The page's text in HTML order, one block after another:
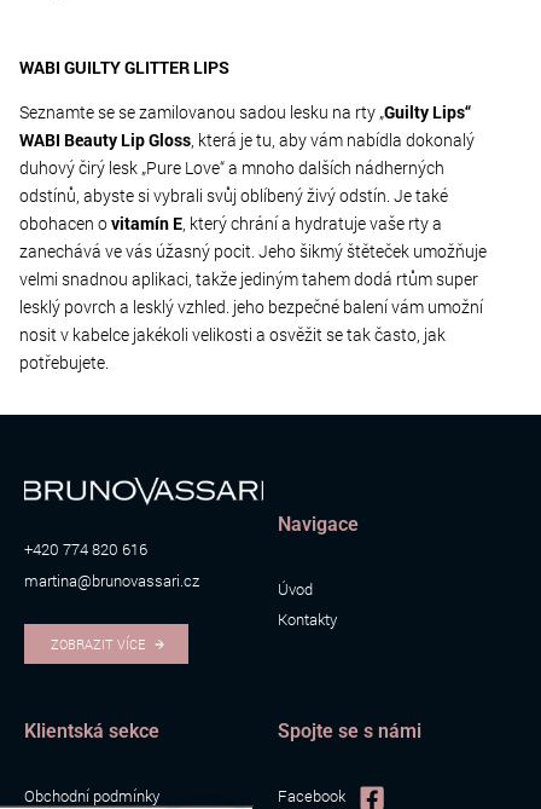
WABI GUILTY GLITTER LIPS
Seznamte se se zamilovanou sadou lesku na rty „Guilty Lips“
WABI Beauty Lip Gloss, která je tu, aby vám nabídla dokonalý
duhový čirý lesk „Pure Love“ a mnoho dalších nádherných
odstínů, abyste si vybrali svůj oblíbený živý odstín. Je také
obohacen ovitamín E, který chrání a hydratuje vaše rty a
zanechává ve vás úžasný pocit. Jeho šikmý štěteček umožňuje
velmi snadnou aplikaci, takže jediným tahem dodá rtům super
lesklý povrch a lesklý vzhled. jeho bezpečné balení vám umožní
nosit v kabelce jakékoli velikosti a osvěžit se tak často, jak
potřebujete.
+420 774 820 616
martina@brunovassari.cz
ZOBRAZIT VÍCE
Navigace
Úvod
Kontakty
Klientská sekce
Obchodní podmínky
Spojte se s námi
Facebook